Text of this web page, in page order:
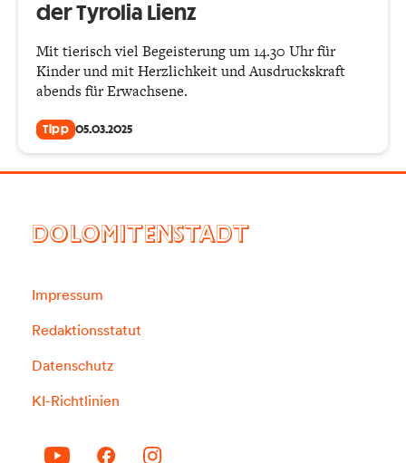
der Tyrolia Lienz
Mit tierisch viel Begeisterung um 14.30 Uhr für
Kinder und mit Herzlichkeit und Ausdruckskraft
abends für Erwachsene.
Tipp 05.03.2025
DOLOMITENSTADT
Impressum
Redaktionsstatut
Datenschutz
KI-Richtlinien